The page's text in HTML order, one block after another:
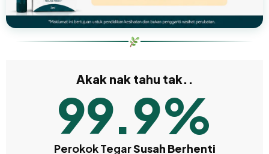
Akak nak tahu tak..
99.9%
Perokok TegarSusah Berhenti